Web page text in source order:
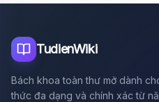
TudienWiki
Bách khoa toàn thư mở dành
thức đa dạng và chính xác từ